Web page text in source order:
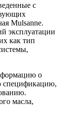
с
Mulsanne.
эксплуатации
как тип
о
спецификацию,
масла,